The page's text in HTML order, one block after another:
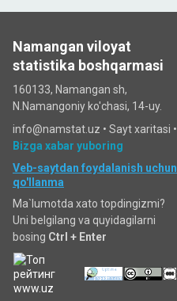
Namangan viloyat
statistika boshqarmasi
160133, Namangan sh,
N.Namangoniy ko'chasi, 14-uy.
info@namstat.uz • Sayt xaritasi •
Bizga xabar yuboring
Veb-saytdan foydalanish uchun
qo'llanma
Ma`lumotda xato topdingizmi?
Uni belgilang va quyidagilarni
bosing Ctrl + Enter